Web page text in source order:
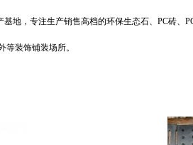
，专注生产销售高档的环保生态石、PC砖、
等装饰铺装场所。